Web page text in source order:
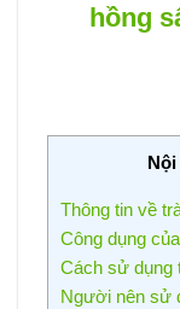
hồng
Thông tin về
Công dụng
Cách sử dụng
Người nên sử